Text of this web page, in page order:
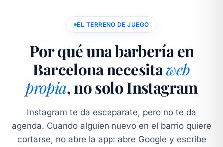
EL TERRENO DE JUEGO
Por qué una barbería en
Barcelona necesitaweb
propia, no solo Instagram
Instagram te da escaparate, pero no te da
agenda. Cuando alguien nuevo en el barrio quiere
cortarse, no abre la app: abre Google y escribe